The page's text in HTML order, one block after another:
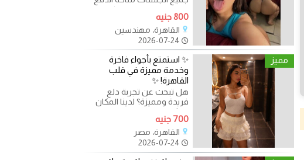
بعد الاختيار النظافه الكامله
اماكن هاي كلاس
800 جنيه
القاهرة، مهندسين
2026-07-24
مميز
✨ استمتع بأجواء فاخرة
وخدمة مميزة في قلب
القاهرة! ✨
هل تبحث عن تجربة دلع
فريدة ومميزة؟ لدينا المكان
المثالي لك، حيث نقدم جلسات
استرخاء وترفيه بأجواء
700 جنيه
القاهرة، مصر
2026-07-24